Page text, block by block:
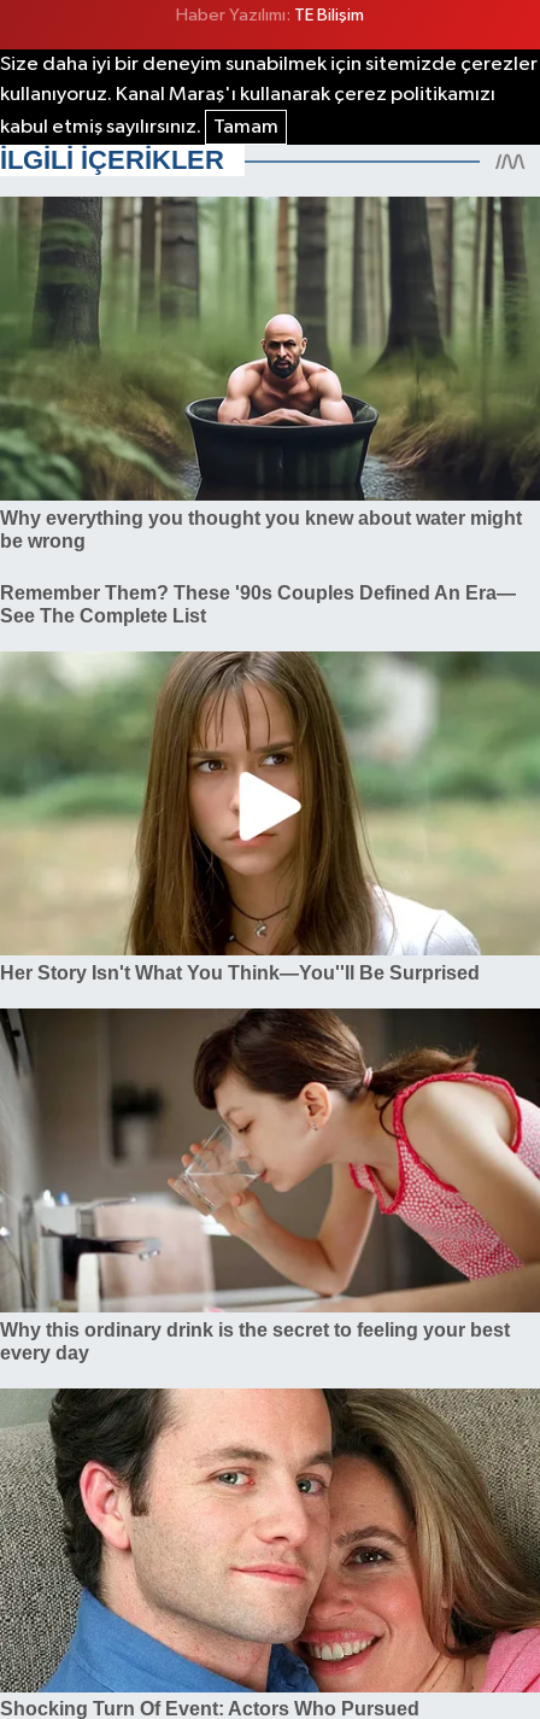
Haber Yazılımı: TE Bilişim
Size daha iyi bir deneyim sunabilmek için sitemizde çerezler
kullanıyoruz. Kanal Maraş'ı kullanarak çerez politikamızı
kabul etmiş sayılırsınız.
Tamam